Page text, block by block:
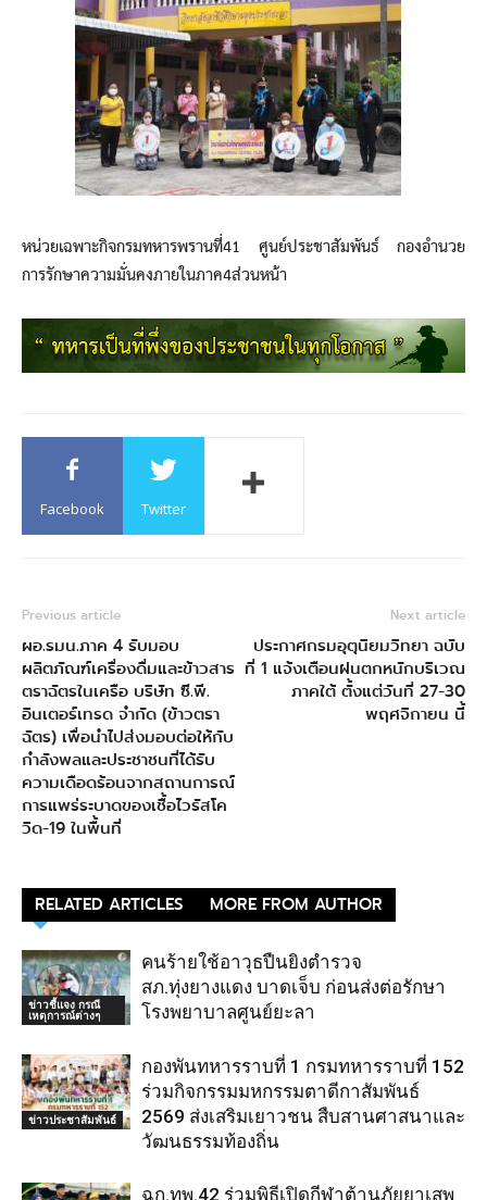
หน่วยเฉพาะกิจกรมทหารพรานที่41 ศูนย์ประชาสัมพันธ์ กองอำนวย
การรักษาความมั่นคงภายในภาค4ส่วนหน้า
Facebook Twitter
Previous article
ผอ.รมน.ภาค 4 รับมอบ
ผลิตภัณฑ์เครื่องดื่มและข้าวสาร
ตราฉัตรในเครือ บริษัท ซี.พี.
อินเตอร์เทรด จำกัด (ข้าวตรา
ฉัตร) เพื่อนำไปส่งมอบต่อให้กับ
กำลังพลและประชาชนที่ได้รับ
ความเดือดร้อนจากสถานการณ์
การแพร่ระบาดของเชื้อไวรัสโค
วิด-19 ในพื้นที่
Next article
ประกาศกรมอุตุนิยมวิทยา ฉบับ
ที่ 1 แจ้งเตือนฝนตกหนักบริเวณ
ภาคใต้ ตั้งแต่วันที่ 27-30
พฤศจิกายน นี้
RELATED ARTICLES MORE FROM AUTHOR
ข่าวชี้แจง กรณี
เหตุการณ์ต่างๆ
คนร้ายใช้อาวุธปืนยิงตำรวจ
สภ.ทุ่งยางแดง บาดเจ็บ ก่อนส่งต่อรักษา
โรงพยาบาลศูนย์ยะลา
ข่าวประชาสัมพันธ์
กองพันทหารราบที่ 1 กรมทหารราบที่ 152
ร่วมกิจกรรมมหกรรมตาดีกาสัมพันธ์
2569 ส่งเสริมเยาวชน สืบสานศาสนาและ
วัฒนธรรมท้องถิ่น
ฉก.ทพ.42 ร่วมพิธีเปิดกีฬาต้านภัยยาเสพ